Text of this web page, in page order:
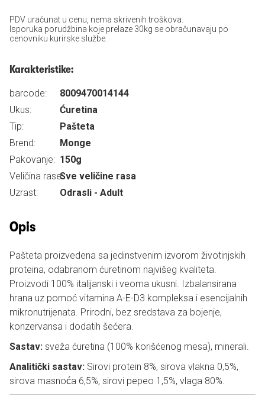
PDV uračunat u cenu, nema skrivenih troškova.
Isporuka porudžbina koje prelaze 30kg se obračunavaju po
cenovniku kurirske službe.
Karakteristike:
barcode:
8009470014144
Ukus:
Ćuretina
Tip:
Pašteta
Brend:
Monge
Pakovanje: 150g
Veličina rase:Sve veličine rasa
Uzrast:
Odrasli - Adult
Opis
Pašteta proizvedena sa jedinstvenim izvorom životinjskih
proteina, odabranom ćuretinom najvišeg kvaliteta.
Proizvodi 100% italijanski i veoma ukusni. Izbalansirana
hrana uz pomoć vitamina A-E-D3 kompleksa i esencijalnih
mikronutrijenata. Prirodni, bez sredstava za bojenje,
konzervansa i dodatih šećera.
Sastav: sveža ćuretina (100% korišćenog mesa), minerali.
Analitički sastav: Sirovi protein 8%, sirova vlakna 0,5%,
sirova masnoća 6,5%, sirovi pepeo 1,5%, vlaga 80%.